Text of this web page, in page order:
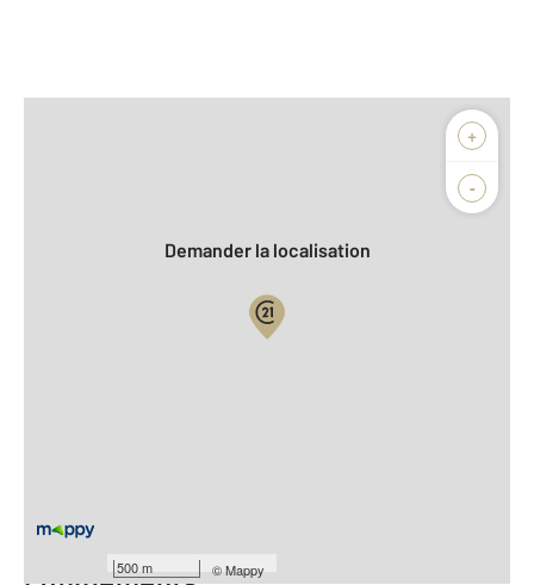
+
-
500 m ©Mappy
Biens vendus
Demander la localisation